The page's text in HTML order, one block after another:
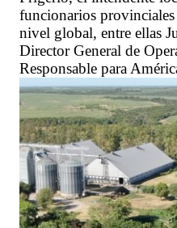
funcionarios
nivel global, entre ellas
Director General de
Responsable para